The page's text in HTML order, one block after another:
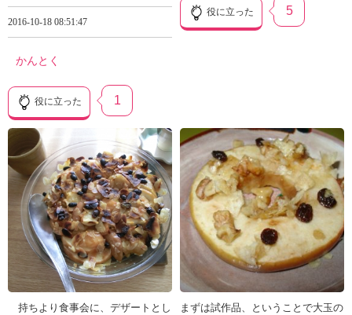
2016-10-18 08:51:47
かんとく
役に立った 1
役に立った 5
持ちより食事会に、デザートとし
まずは試作品、ということで大玉の